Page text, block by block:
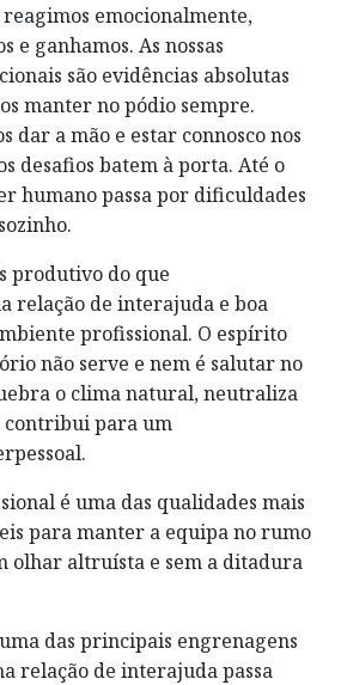
reagimos emocionalmente,
e ganhamos. As nossas
são evidências absolutas
manter no pódio sempre.
dar a mão e estar connosco nos
desafios batem à porta. Até o
humano passa por dificuldades
produtivo do que
relação de interajuda e boa
profissional. O espírito
não serve e nem é salutar no
o clima natural, neutraliza
contribui para um
é uma das qualidades mais
para manter a equipa no rumo
olhar altruísta e sem a ditadura
das principais engrenagens
relação de interajuda passa